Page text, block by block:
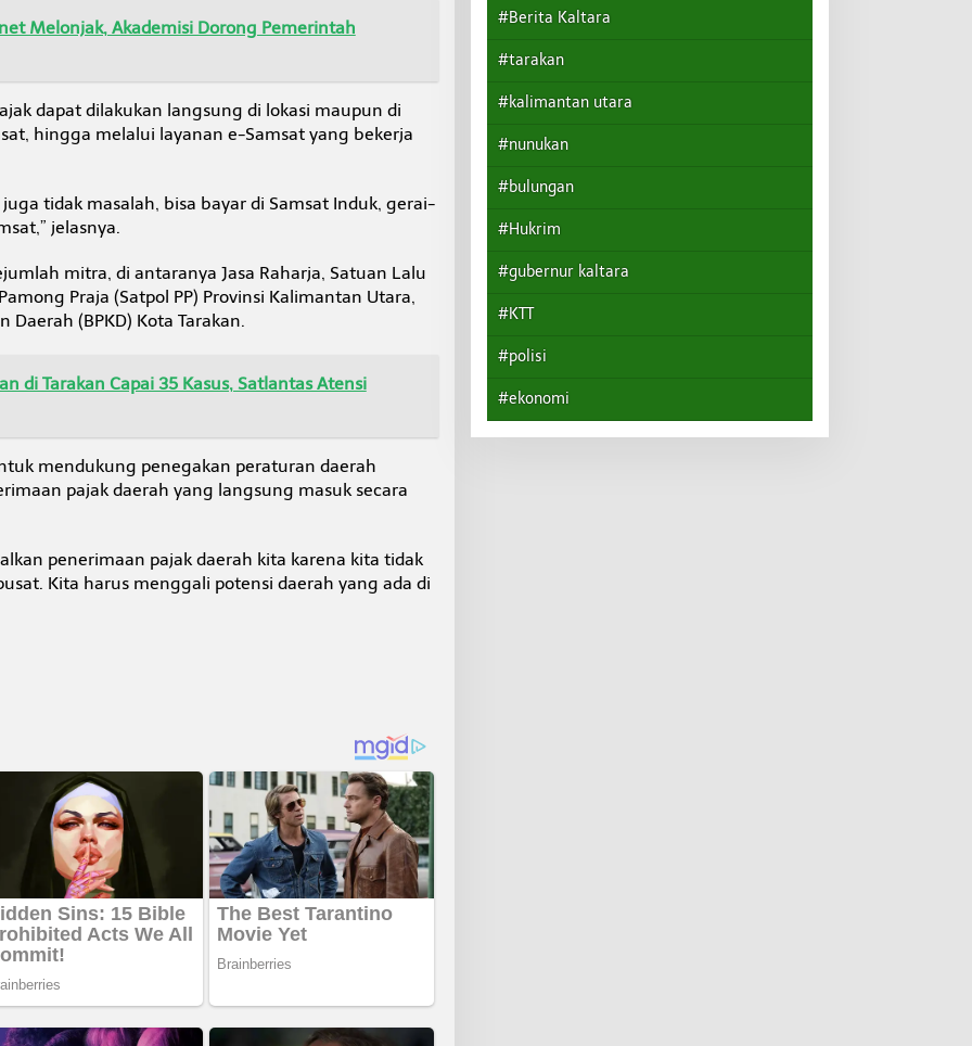
Melonjak, Akademisi Dorong Pemerintah
dapat dilakukan langsung di lokasi maupun di
hingga melalui layanan e-Samsat yang bekerja
tidak masalah, bisa bayar di Samsat Induk, gerai-
jelasnya.
mitra, di antaranya Jasa Raharja, Satuan Lalu
Praja (Satpol PP) Provinsi Kalimantan Utara,
Daerah (BPKD) Kota Tarakan.
di Tarakan Capai 35 Kasus, Satlantas Atensi
mendukung penegakan peraturan daerah
pajak daerah yang langsung masuk secara
penerimaan pajak daerah kita karena kita tidak
Kita harus menggali potensi daerah yang ada di
#Berita Kaltara
#tarakan
#kalimantan utara
#nunukan
#bulungan
#Hukrim
#gubernur kaltara
#KTT
#polisi
#ekonomi